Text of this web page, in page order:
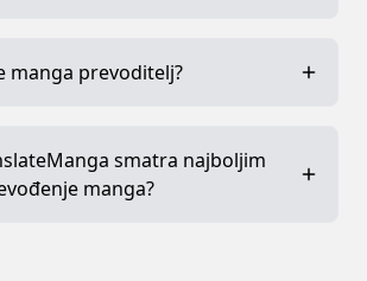
manga prevoditelj?
smatra najboljim
manga?